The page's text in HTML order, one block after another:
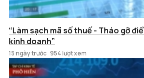
“Làm sạch mã số thuế - Tháo gỡ
kinh doanh”
15 ngày trước 954 lượt xem